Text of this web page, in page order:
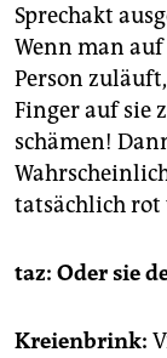
Sprechakt
Wenn man
Person
Finger auf sie
schämen!
tatsächlich rot
taz: Oder sie
Kreienbrink: